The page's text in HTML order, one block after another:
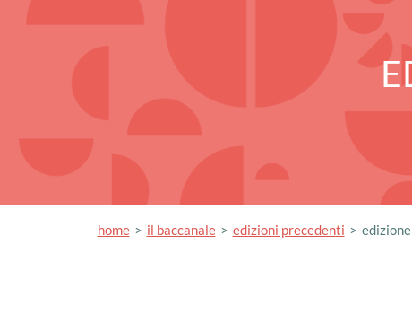
home il baccanale edizioni precedenti